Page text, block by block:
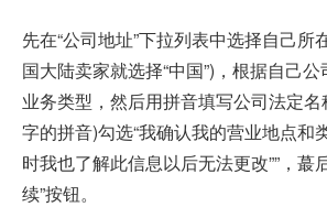
先在“公司地址”下拉列表中选择自己所
国大陆卖家就选择“中国”)，根据自己
业务类型，然后用拼音填写公司法定
字的拼音)勾选“我确认我的营业地点和
时我也了解此信息以后无法更改””，蕞
续”按钮。